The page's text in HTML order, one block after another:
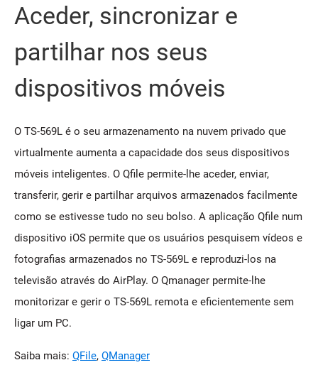
Aceder, sincronizar e
partilhar nos seus
dispositivos móveis
O TS-569L é o seu armazenamento na nuvem privado que
virtualmente aumenta a capacidade dos seus dispositivos
móveis inteligentes. O Qfile permite-lhe aceder, enviar,
transferir, gerir e partilhar arquivos armazenados facilmente
como se estivesse tudo no seu bolso. A aplicação Qfile num
dispositivo iOS permite que os usuários pesquisem vídeos e
fotografias armazenados no TS-569L e reproduzi-los na
televisão através do AirPlay. O Qmanager permite-lhe
monitorizar e gerir o TS-569L remota e eficientemente sem
ligar um PC.
Saiba mais: QFile, QManager